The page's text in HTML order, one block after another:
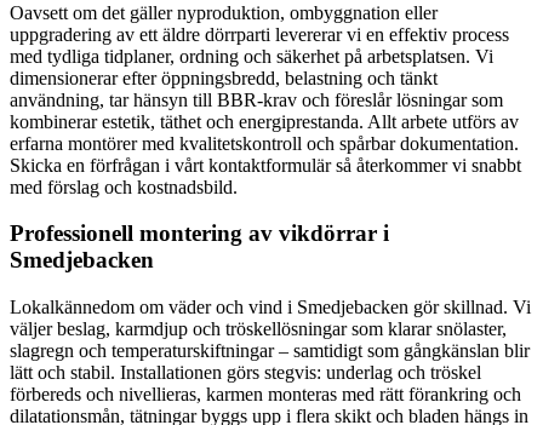
Oavsett om det gäller nyproduktion, ombyggnation eller
uppgradering av ett äldre dörrparti levererar vi en effektiv process
med tydliga tidplaner, ordning och säkerhet på arbetsplatsen. Vi
dimensionerar efter öppningsbredd, belastning och tänkt
användning, tar hänsyn till BBR-krav och föreslår lösningar som
kombinerar estetik, täthet och energiprestanda. Allt arbete utförs av
erfarna montörer med kvalitetskontroll och spårbar dokumentation.
Skicka en förfrågan i vårt kontaktformulär så återkommer vi snabbt
med förslag och kostnadsbild.
Professionell montering av vikdörrar i
Smedjebacken
Lokalkännedom om väder och vind i Smedjebacken gör skillnad. Vi
väljer beslag, karmdjup och tröskellösningar som klarar snölaster,
slagregn och temperaturskiftningar – samtidigt som gångkänslan blir
lätt och stabil. Installationen görs stegvis: underlag och tröskel
förbereds och nivellieras, karmen monteras med rätt förankring och
dilatationsmån, tätningar byggs upp i flera skikt och bladen hängs in